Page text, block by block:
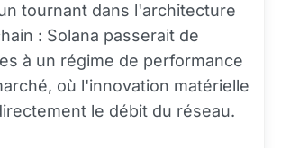
tournant dans l'architecture
: Solana passerait de
à un régime de performance
où l'innovation matérielle
le débit du réseau.